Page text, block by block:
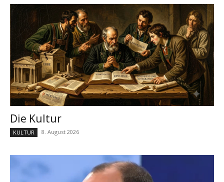
Die Kultur
KULTUR 8. August 2026